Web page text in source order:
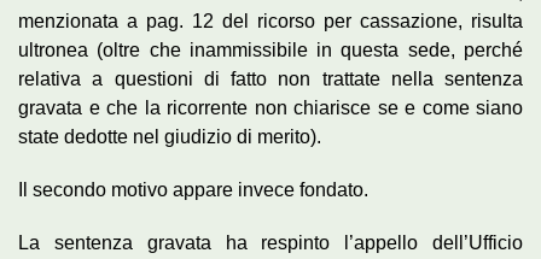
menzionata a pag. 12 del ricorso per cassazione, risulta
ultronea (oltre che inammissibile in questa sede, perché
relativa a questioni di fatto non trattate nella sentenza
gravata e che la ricorrente non chiarisce se e come siano
state dedotte nel giudizio di merito).
Il secondo motivo appare invece fondato.
La sentenza gravata ha respinto l’appello dell’Ufficio